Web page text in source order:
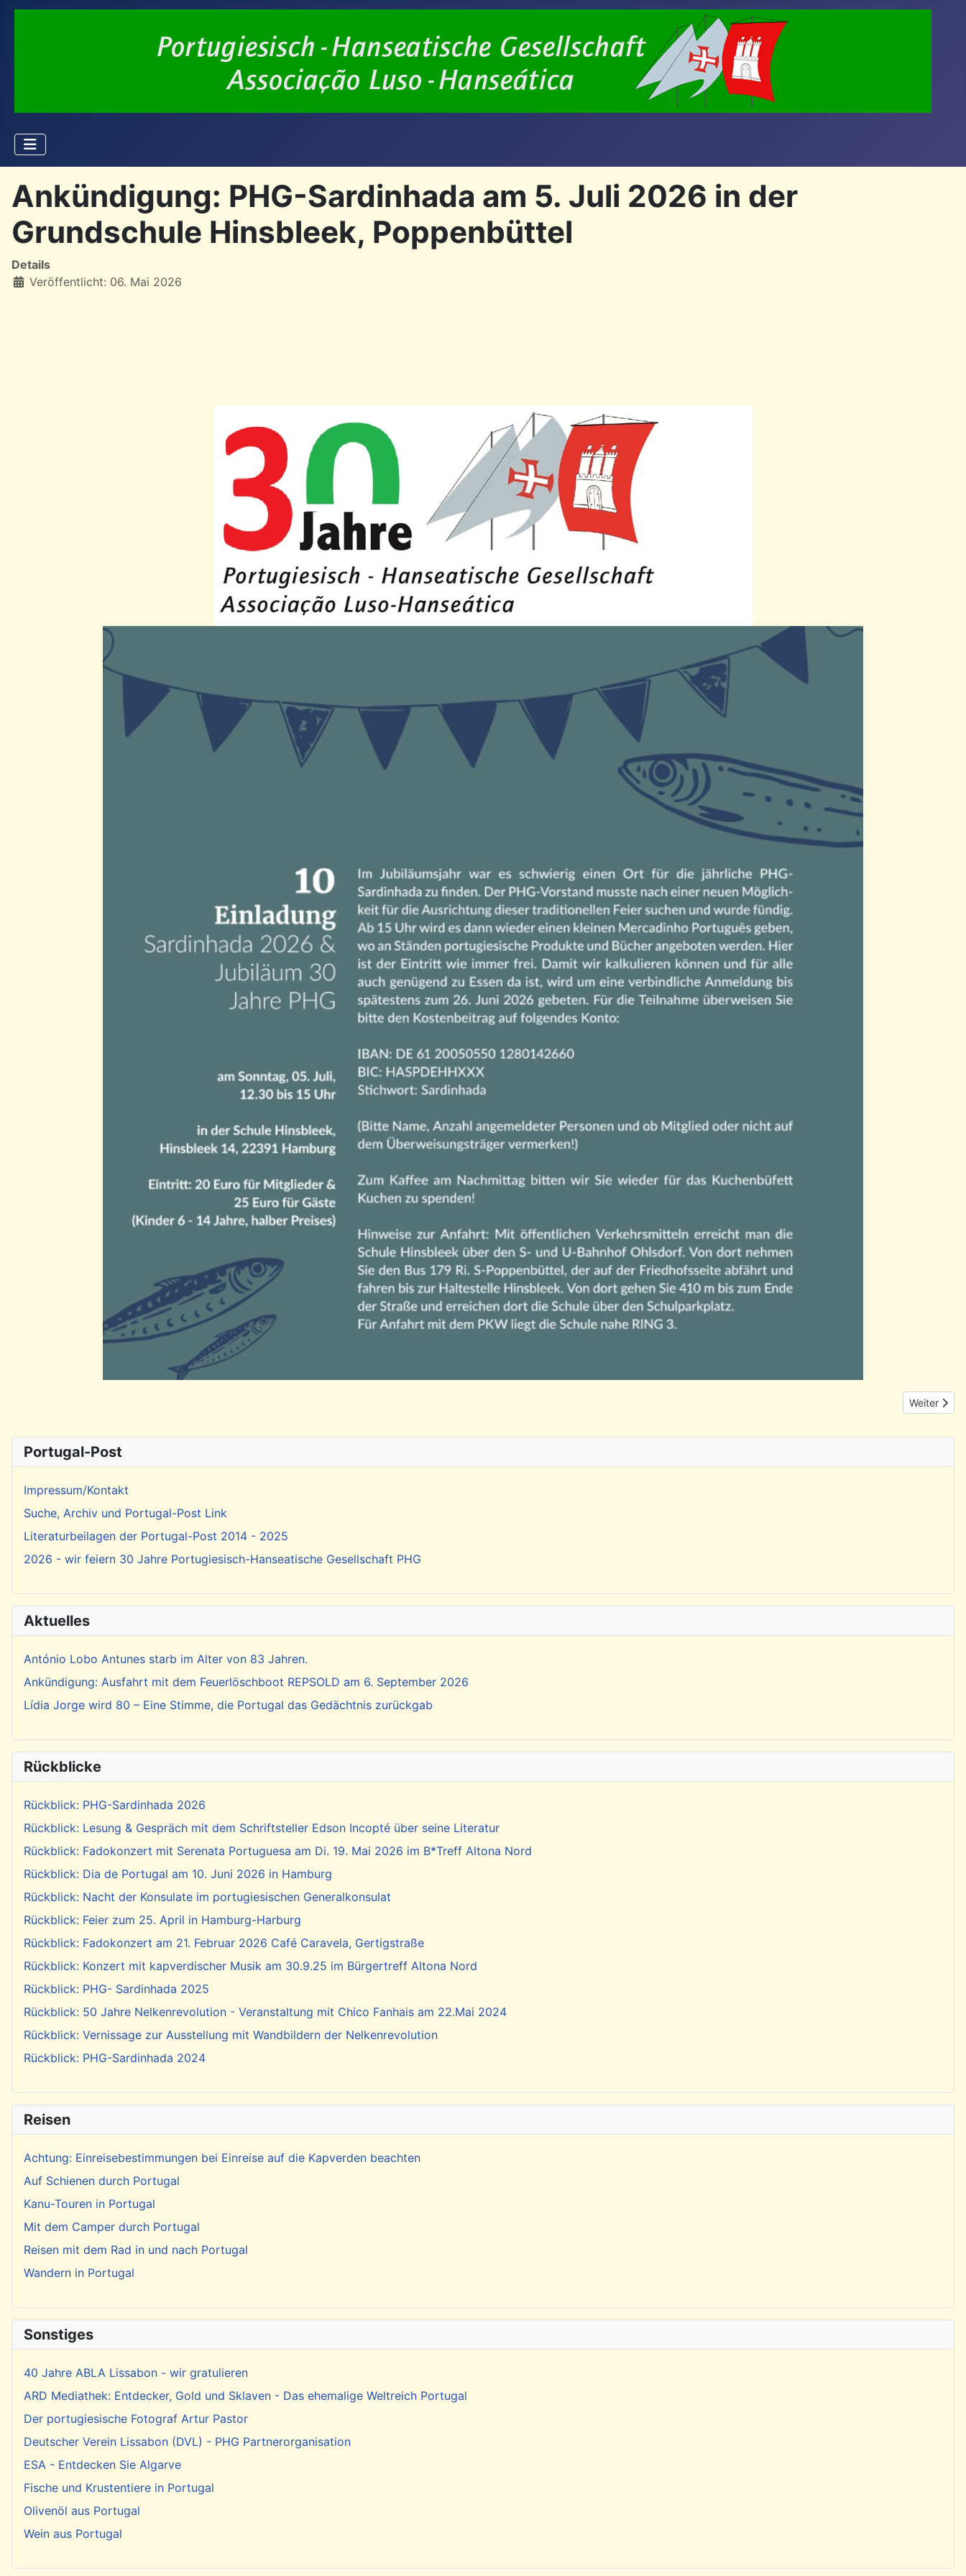
Ankündigung: PHG-Sardinhada am 5. Juli 2026 in der
Grundschule Hinsbleek, Poppenbüttel
Details
Veröffentlicht: 06. Mai 2026
Nächster
Weiter
Portugal-Post
Impressum/Kontakt
Suche, Archiv und Portugal-Post Link
Literaturbeilagen der Portugal-Post 2014 - 2025
2026 - wir feiern 30 Jahre Portugiesisch-Hanseatische Gesellschaft PHG
Aktuelles
António Lobo Antunes starb im Alter von 83 Jahren.
Ankündigung: Ausfahrt mit dem Feuerlöschboot REPSOLD am 6. September 2026
Lídia Jorge wird 80 – Eine Stimme, die Portugal das Gedächtnis zurückgab
Rückblicke
Rückblick: PHG-Sardinhada 2026
Rückblick: Lesung & Gespräch mit dem Schriftsteller Edson Incopté über seine Literatur
Rückblick: Fadokonzert mit Serenata Portuguesa am Di. 19. Mai 2026 im B*Treff Altona Nord
Rückblick: Dia de Portugal am 10. Juni 2026 in Hamburg
Rückblick: Nacht der Konsulate im portugiesischen Generalkonsulat
Rückblick: Feier zum 25. April in Hamburg-Harburg
Rückblick: Fadokonzert am 21. Februar 2026 Café Caravela, Gertigstraße
Rückblick: Konzert mit kapverdischer Musik am 30.9.25 im Bürgertreff Altona Nord
Rückblick: PHG- Sardinhada 2025
Rückblick: 50 Jahre Nelkenrevolution - Veranstaltung mit Chico Fanhais am 22.Mai 2024
Rückblick: Vernissage zur Ausstellung mit Wandbildern der Nelkenrevolution
Rückblick: PHG-Sardinhada 2024
Reisen
Achtung: Einreisebestimmungen bei Einreise auf die Kapverden beachten
Auf Schienen durch Portugal
Kanu-Touren in Portugal
Mit dem Camper durch Portugal
Reisen mit dem Rad in und nach Portugal
Wandern in Portugal
Sonstiges
40 Jahre ABLA Lissabon - wir gratulieren
ARD Mediathek: Entdecker, Gold und Sklaven - Das ehemalige Weltreich Portugal
Der portugiesische Fotograf Artur Pastor
Deutscher Verein Lissabon (DVL) - PHG Partnerorganisation
ESA - Entdecken Sie Algarve
Fische und Krustentiere in Portugal
Olivenöl aus Portugal
Wein aus Portugal